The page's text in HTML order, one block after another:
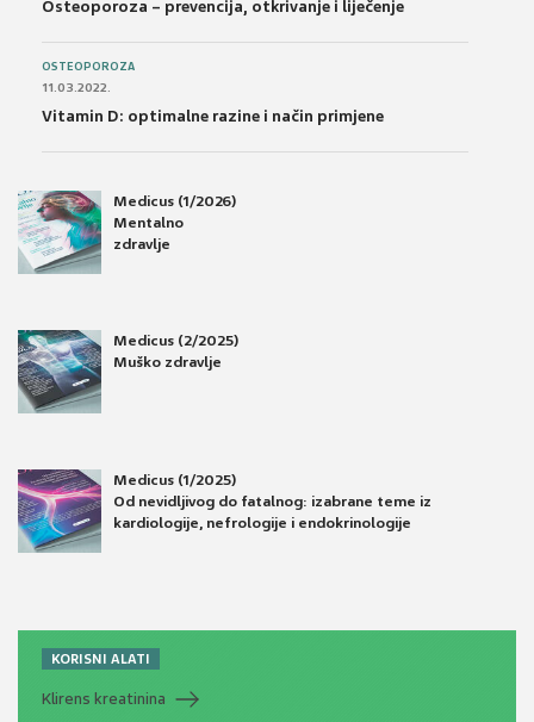
Osteoporoza – prevencija, otkrivanje i liječenje
OSTEOPOROZA
11.03.2022.
Vitamin D: optimalne razine i način primjene
Medicus (1/2026)
Mentalno
zdravlje
Medicus (2/2025)
Muško zdravlje
Medicus (1/2025)
Od nevidljivog do fatalnog: izabrane teme iz
kardiologije, nefrologije i endokrinologije
KORISNI ALATI
Klirens kreatinina